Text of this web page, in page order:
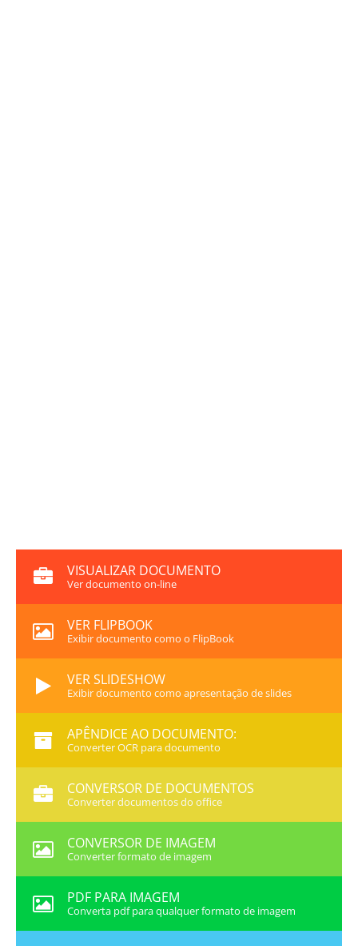
VISUALIZAR DOCUMENTO
Ver documento on-line
VER FLIPBOOK
Exibir documento como o FlipBook
VER SLIDESHOW
Exibir documento como apresentação de slides
APÊNDICE AO DOCUMENTO:
Converter OCR para documento
CONVERSOR DE DOCUMENTOS
Converter documentos do office
CONVERSOR DE IMAGEM
Converter formato de imagem
PDF PARA IMAGEM
Converta pdf para qualquer formato de imagem